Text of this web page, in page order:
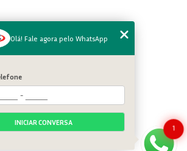
Home
Quem somos
Serviços
Galeria
Contato
Categorias
Mapa do site
1
Olá! Fale agora pelo WhatsApp
INICIAR CONVERSA